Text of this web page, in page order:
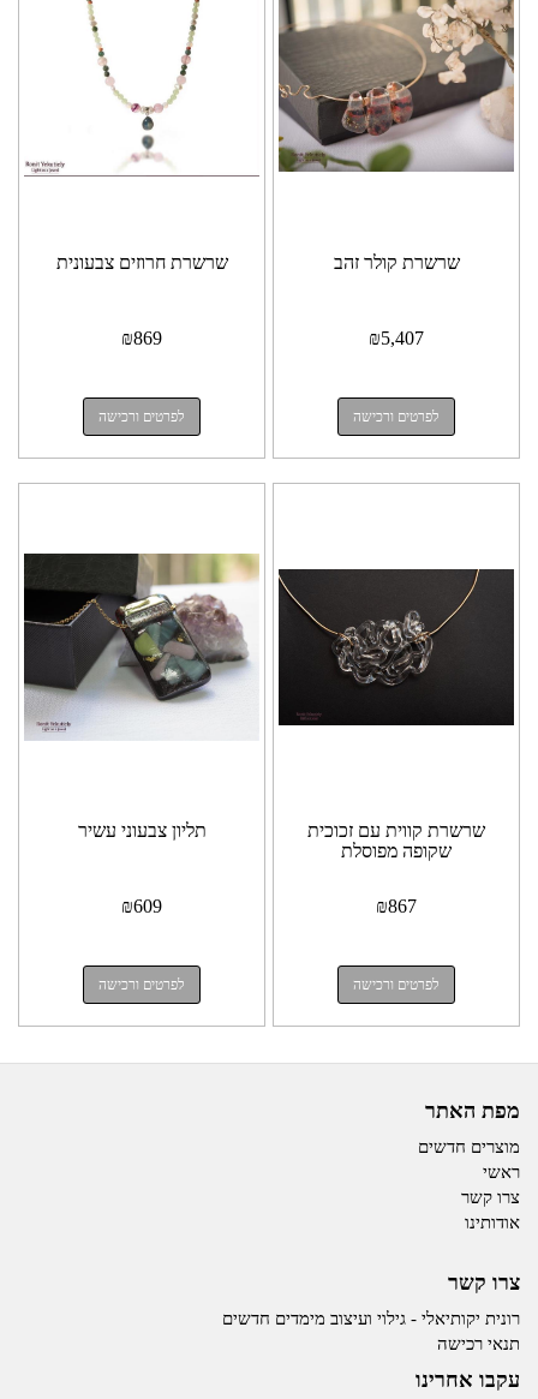
שרשרת קולר זהב
₪5,407
לפרטים ורכישה
שרשרת חרוזים צבעונית
₪869
לפרטים ורכישה
שרשרת קווית עם זכוכית
שקופה מפוסלת
₪867
לפרטים ורכישה
תליון צבעוני עשיר
₪609
לפרטים ורכישה
מפת האתר
מוצרים חדשים
ראשי
צרו קשר
אודותינו
צרו קשר
רונית יקותיאלי - גילוי ועיצוב מימדים חדשים
תנאי רכישה
עקבו אחרינו